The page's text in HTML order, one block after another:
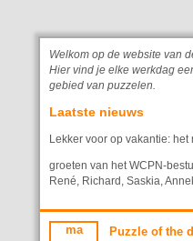
Welkom op de website van
Hier vind je elke werkdag
gebied van puzzelen.
Laatste nieuws
Lekker voor op vakantie:
groeten van het WCPN-
René, Richard, Saskia,
ma Puzzle of the